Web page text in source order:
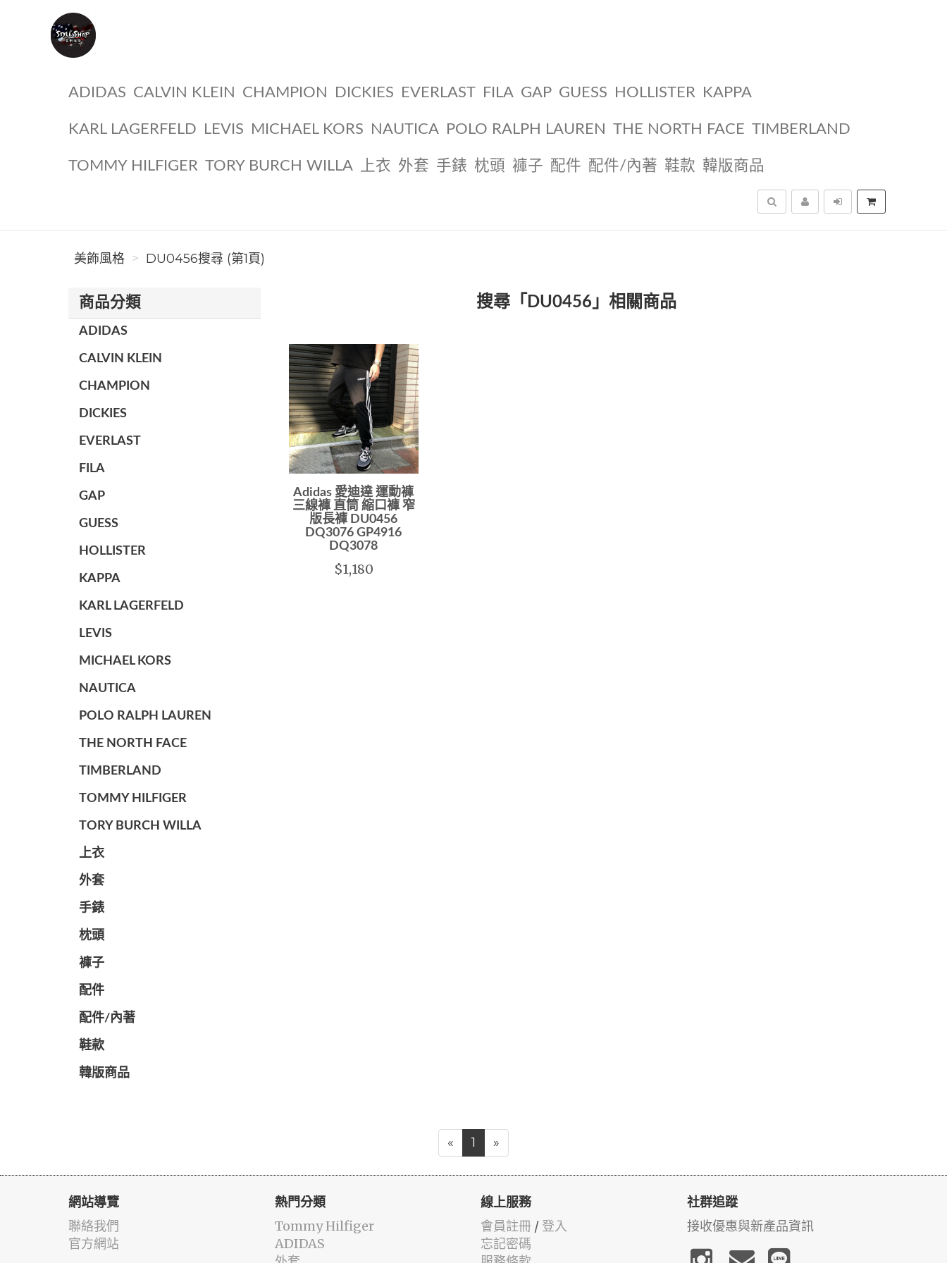
ADIDAS CALVIN KLEIN CHAMPION DICKIES EVERLAST FILA GAP GUESS HOLLISTER KAPPA
KARL LAGERFELD LEVIS MICHAEL KORS NAUTICA POLO RALPH LAUREN THE NORTH FACE TIMBERLAND
TOMMY HILFIGER TORY BURCH WILLA 上衣 外套 手錶 枕頭 褲子 配件 配件/內著 鞋款 韓版商品
搜尋
美飾風格 DU0456搜尋 (第1頁)
商品分類
ADIDAS
CALVIN KLEIN
CHAMPION
DICKIES
EVERLAST
FILA
GAP
GUESS
HOLLISTER
KAPPA
KARL LAGERFELD
LEVIS
MICHAEL KORS
NAUTICA
POLO RALPH LAUREN
THE NORTH FACE
TIMBERLAND
TOMMY HILFIGER
TORY BURCH WILLA
上衣
外套
手錶
枕頭
褲子
配件
配件/內著
鞋款
韓版商品
搜尋「DU0456」相關商品
Adidas 愛迪達 運動褲
三線褲 直筒 縮口褲 窄
版長褲 DU0456
DQ3076 GP4916
DQ3078
$1,180
« 1 »
網站導覽
聯絡我們
官方網站
熱門分類
Tommy Hilfiger
ADIDAS
線上服務
會員註冊 / 登入
忘記密碼
社群追蹤
接收優惠與新產品資訊